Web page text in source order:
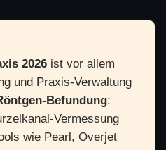
2026 ist vor allem
und Praxis-Verwaltung
Befundung:
Vermessung
wie Pearl, Overjet